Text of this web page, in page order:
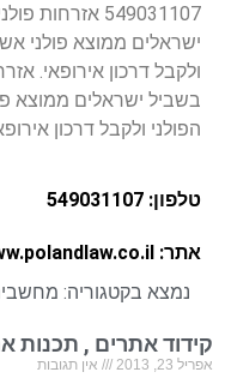
549031107
ישראלים ממוצא פולני
ולקבל דרכון אירופאי.
בשביל ישראלים ממוצא
הפולני ולקבל דרכון
טלפון: 549031107
אתר: http://www.polandlaw.co.il
נמצא בקטגוריה:
קידוד אתרים , תכנות
אפריל 23, 2013 אין תגובות